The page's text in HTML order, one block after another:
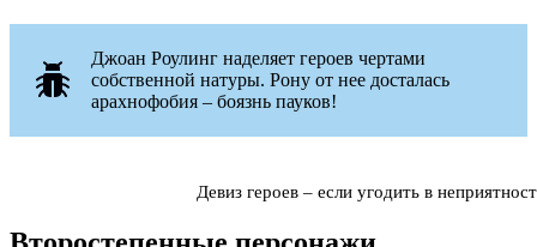
Джоан Роулинг наделяет героев чертами
собственной натуры. Рону от нее досталась
арахнофобия ‒ боязнь пауков!
Девиз героев – если угодить в